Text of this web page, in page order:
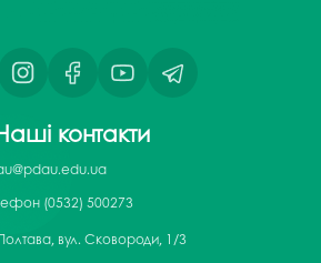
контакти
(0532) 500273
вул. Сковороди, 1/3